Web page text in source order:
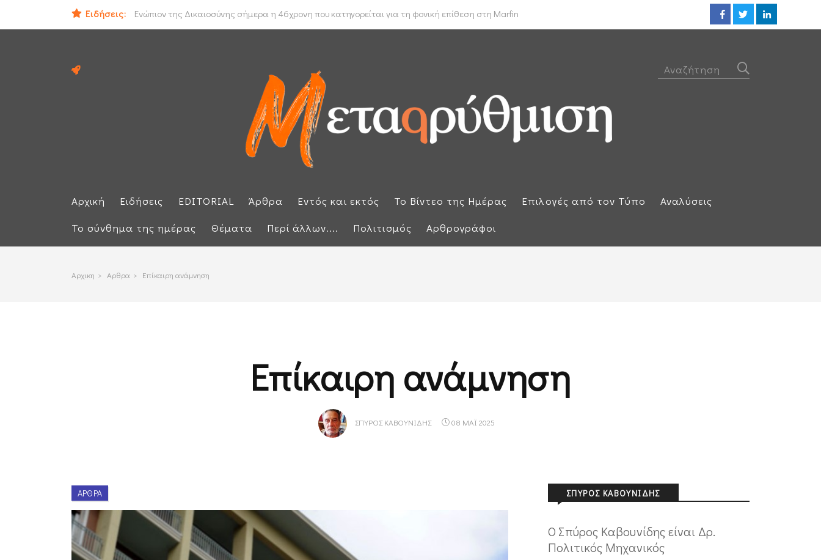
Ειδήσεις:
Ενώπιον της Δικαιοσύνης σήμερα η 46χρονη που κατηγορείται για τη φονική επίθεση στη Marfin
Ιράν και Ομάν συμφώνησαν για νέο δρομολόγιο πλοίων που θέλουν να διασχίσουν τα Στενά του Ορμούζ Ηλεκτρική διασύνδεση
Αρχική Ειδήσεις EDITORIAL Άρθρα Εντός και εκτός Το Βίντεο της Ημέρας Επιλογές από τον Τύπο
Αναλύσεις
Το σύνθημα της ημέρας
Θέματα Περί άλλων.... Πολιτισμός Αρθρογράφοι
Αρχικη > Αρθρα > Επίκαιρη ανάμνηση
Επίκαιρη ανάμνηση
ΣΠΎΡΟΣ ΚΑΒΟΥΝΊΔΗΣ 08 ΜΑΪ 2025
ΆΡΘΡΑ ΣΠΎΡΟΣ ΚΑΒΟΥΝΊΔΗΣ
Ο Σπύρος Καβουνίδης είναι Δρ.
Πολιτικός Μηχανικός